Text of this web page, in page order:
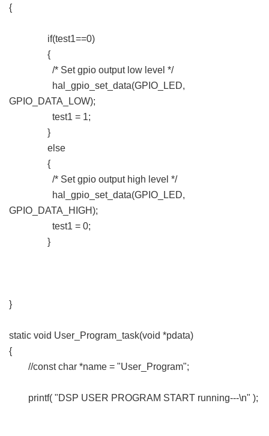
{
if(test1==0)
{
/* Set gpio output low level */
hal_gpio_set_data(GPIO_LED,
GPIO_DATA_LOW);
test1 = 1;
}
else
{
/* Set gpio output high level */
hal_gpio_set_data(GPIO_LED,
GPIO_DATA_HIGH);
test1 = 0;
}
}
static void User_Program_task(void *pdata)
{
//const char *name = "User_Program";
printf( "DSP USER PROGRAM START running---\n" );